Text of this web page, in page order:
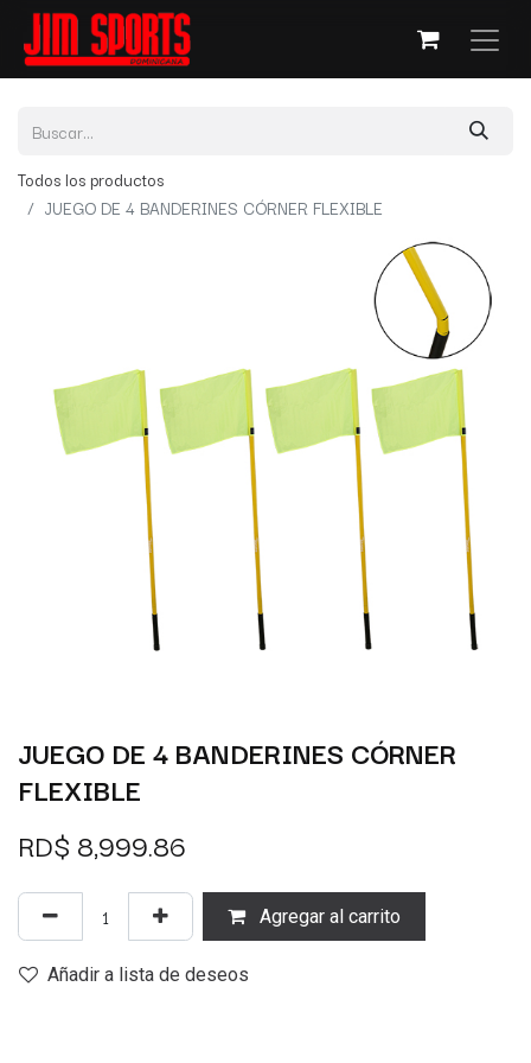
Todos los productos
JUEGO DE 4 BANDERINES CÓRNER FLEXIBLE
JUEGO DE 4 BANDERINES CÓRNER
FLEXIBLE
RD$ 8,999.86
Agregar al carrito
Añadir a lista de deseos